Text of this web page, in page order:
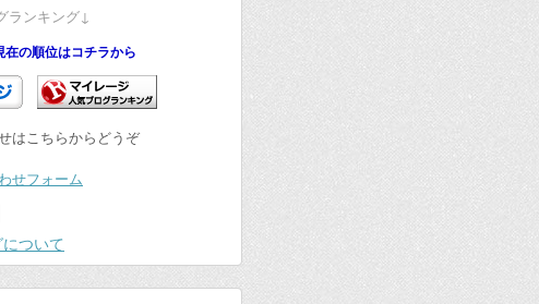
ランキング↓
在の順位はコチラから
はこちらからどうぞ
せフォーム
ついて